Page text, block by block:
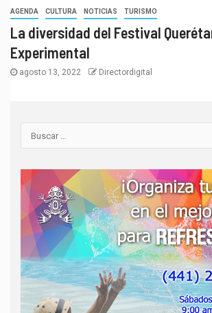
AGENDA CULTURA NOTICIAS TURISMO
La diversidad del Festival
Experimental
agosto 13, 2022 Directordigital